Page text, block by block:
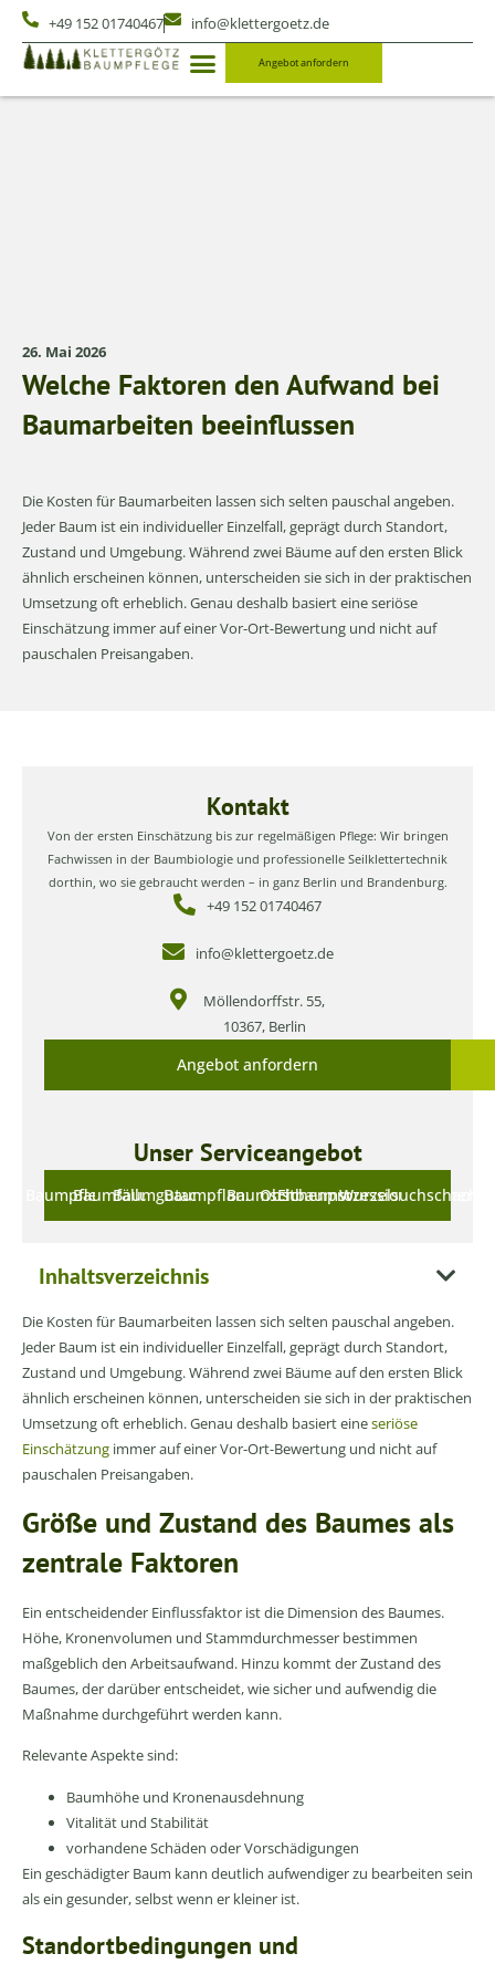
+49 152 01740467 info@klettergoetz.de
Angebot anfordern
26. Mai 2026
Welche Faktoren den Aufwand bei
Baumarbeiten beeinflussen
Die Kosten für Baumarbeiten lassen sich selten pauschal angeben.
Jeder Baum ist ein individueller Einzelfall, geprägt durch Standort,
Zustand und Umgebung. Während zwei Bäume auf den ersten Blick
ähnlich erscheinen können, unterscheiden sie sich in der praktischen
Umsetzung oft erheblich. Genau deshalb basiert eine seriöse
Einschätzung immer auf einer Vor-Ort-Bewertung und nicht auf
pauschalen Preisangaben.
Inhaltsverzeichnis
Die Kosten für Baumarbeiten lassen sich selten pauschal angeben.
Jeder Baum ist ein individueller Einzelfall, geprägt durch Standort,
Zustand und Umgebung. Während zwei Bäume auf den ersten Blick
ähnlich erscheinen können, unterscheiden sie sich in der praktischen
Umsetzung oft erheblich. Genau deshalb basiert eineseriöse
Einschätzung immer auf einer Vor-Ort-Bewertung und nicht auf
pauschalen Preisangaben.
Größe und Zustand des Baumes als
zentrale Faktoren
Ein entscheidender Einflussfaktor ist die Dimension des Baumes.
Höhe, Kronenvolumen und Stammdurchmesser bestimmen
maßgeblich den Arbeitsaufwand. Hinzu kommt der Zustand des
Baumes, der darüber entscheidet, wie sicher und aufwendig die
Maßnahme durchgeführt werden kann.
Relevante Aspekte sind:
Baumhöhe und Kronenausdehnung
Vitalität und Stabilität
vorhandene Schäden oder Vorschädigungen
Ein geschädigter Baum kann deutlich aufwendiger zu bearbeiten sein
als ein gesunder, selbst wenn er kleiner ist.
Standortbedingungen und
Kontakt
Von der ersten Einschätzung bis zur regelmäßigen Pflege: Wir bringen
Fachwissen in der Baumbiologie und professionelle Seilklettertechnik
dorthin, wo sie gebraucht werden – in ganz Berlin und Brandenburg.
+49 152 01740467
info@klettergoetz.de
Möllendorffstr. 55,
10367, Berlin
Angebot anfordern
Unser Serviceangebot
BaumpflegeBaumfällung
Baumgutachten
Baumpflanzung
Baumschnitt
Obstbaumschnitt
Eichenprozessionsspinner